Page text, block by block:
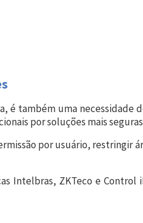
também uma necessidade
por soluções mais
por usuário, restringir
Intelbras, ZKTeco e